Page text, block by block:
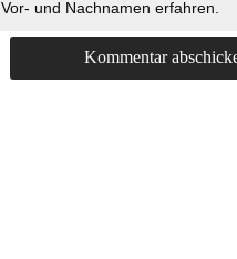
Vor- und Nachnamen erfahren.